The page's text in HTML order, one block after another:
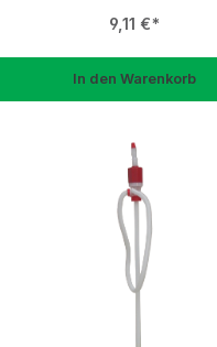
Regulärer Preis:
9,11 €
In den Warenkorb